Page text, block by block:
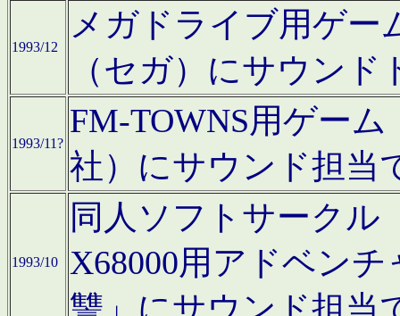
1993/12
メガドライブ用ゲー
（セガ）にサウン
1993/11?
FM-TOWNS用ゲー
社）にサウンド担当
1993/10
同人ソフトサークル
X68000用アドベン
讐」にサウンド担当